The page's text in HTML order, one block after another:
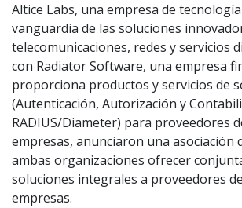
Altice Labs, una empresa de
vanguardia de las soluciones
telecomunicaciones, redes y servicios
con Radiator Software, una empresa
proporciona productos y servicios de
(Autenticación, Autorización y
RADIUS/Diameter) para proveedores
empresas, anunciaron una asociación
ambas organizaciones ofrecer
soluciones integrales a proveedores
empresas.